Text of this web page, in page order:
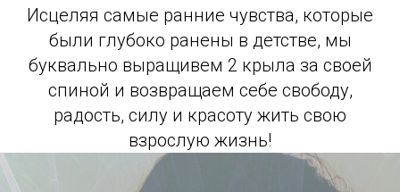
Исцеляя самые ранние чувства, которые
были глубоко ранены в детстве, мы
буквально выращивем 2 крыла за своей
спиной и возвращаем себе свободу,
радость, силу и красоту жить свою
взрослую жизнь!